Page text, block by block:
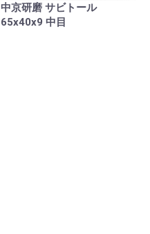
中京研磨 サビトール
65x40x9 中目